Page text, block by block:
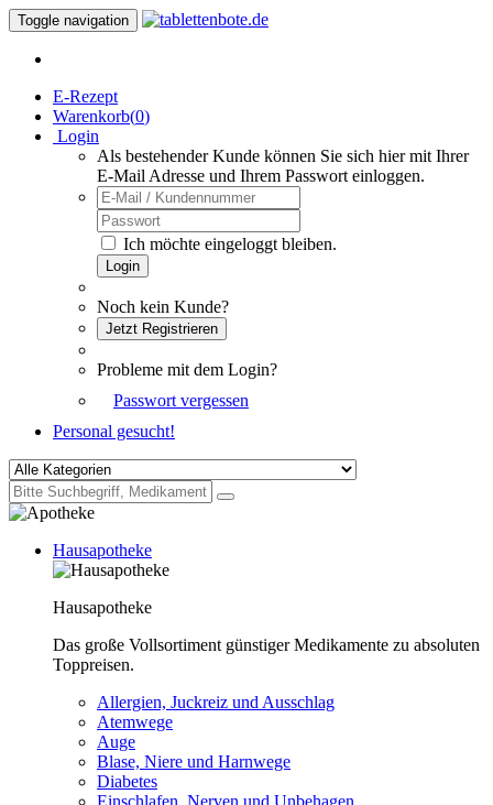
Toggle navigation
E-Rezept
Warenkorb(0)
Login
Als bestehender Kunde können Sie sich hier mit Ihrer
E-Mail Adresse und Ihrem Passwort einloggen.
Ich möchte eingeloggt bleiben.
Login
Noch kein Kunde?
Jetzt Registrieren
Probleme mit dem Login?
Passwort vergessen
Personal gesucht!
Hausapotheke
Hausapotheke
Das große Vollsortiment günstiger Medikamente zu absoluten
Toppreisen.
Allergien, Juckreiz und Ausschlag
Atemwege
Auge
Blase, Niere und Harnwege
Diabetes
Einschlafen, Nerven und Unbehagen